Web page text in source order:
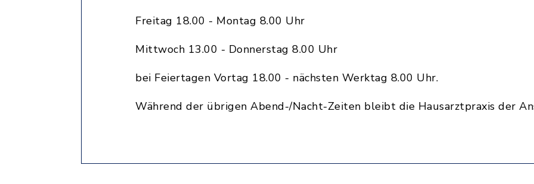
Freitag 18.00 - Montag 8.00 Uhr
Mittwoch 13.00 - Donnerstag 8.00 Uhr
bei Feiertagen Vortag 18.00 - nächsten Werktag 8.00 Uhr.
Während der übrigen Abend-/Nacht-Zeiten bleibt die Hausarztpraxis der